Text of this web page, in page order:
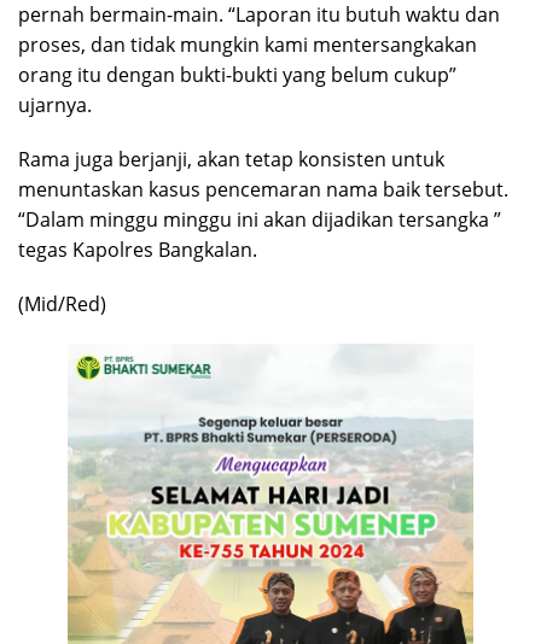
pernah bermain-main. “Laporan itu butuh waktu dan
proses, dan tidak mungkin kami mentersangkakan
orang itu dengan bukti-bukti yang belum cukup”
ujarnya.
Rama juga berjanji, akan tetap konsisten untuk
menuntaskan kasus pencemaran nama baik tersebut.
“Dalam minggu minggu ini akan dijadikan tersangka ”
tegas Kapolres Bangkalan.
(Mid/Red)